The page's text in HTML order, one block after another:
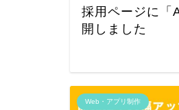
採用ページに「
開しました
Web・アプリ制作